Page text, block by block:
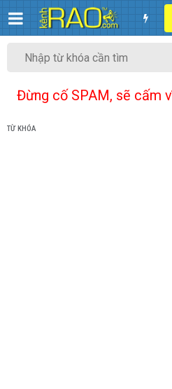
Đừng cố SPAM, sẽ cấm
TỪ KHÓA